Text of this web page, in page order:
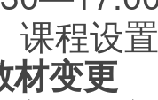
课程设
材变更